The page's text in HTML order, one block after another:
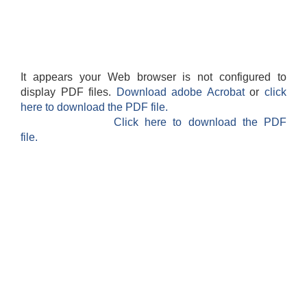
It appears your Web browser is not configured to
display PDF files.
Download adobe Acrobatorclick
here to download the PDF file.
Click here to download the PDF
file.